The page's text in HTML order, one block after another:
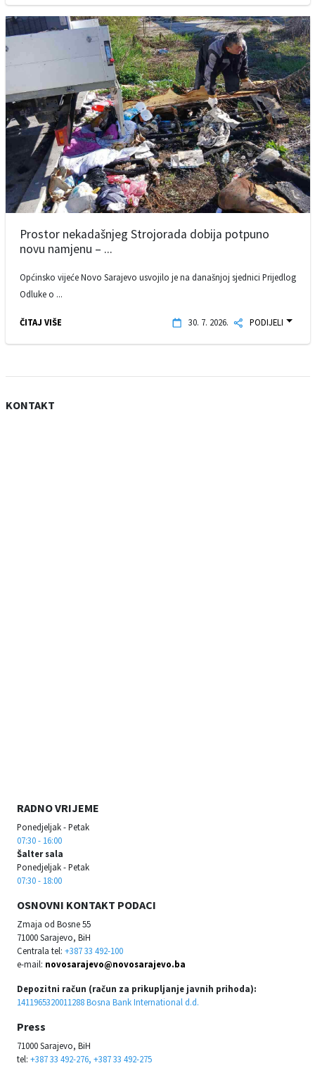
Prostor nekadašnjeg Strojorada dobija potpuno
novu namjenu – ...
Općinsko vijeće Novo Sarajevo usvojilo je na današnjoj sjednici Prijedlog
Odluke o ...
ČITAJ VIŠE 30. 7. 2026. PODIJELI
KONTAKT
RADNO VRIJEME
Ponedjeljak - Petak
07:30 - 16:00
Šalter sala
Ponedjeljak - Petak
07:30 - 18:00
OSNOVNI KONTAKT PODACI
Zmaja od Bosne 55
71000 Sarajevo, BiH
Centrala tel: +387 33 492-100
e-mail: novosarajevo@novosarajevo.ba
Depozitni račun (račun za prikupljanje javnih prihoda):
1411965320011288 Bosna Bank International d.d.
Press
71000 Sarajevo, BiH
tel: +387 33 492-276, +387 33 492-275